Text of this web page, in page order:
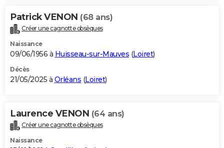
Patrick VENON (68 ans)
Créer une cagnotte obsèques
Naissance
09/06/1956 à Huisseau-sur-Mauves (Loiret)
Décès
21/05/2025 à Orléans (Loiret)
Laurence VENON (64 ans)
Créer une cagnotte obsèques
Naissance